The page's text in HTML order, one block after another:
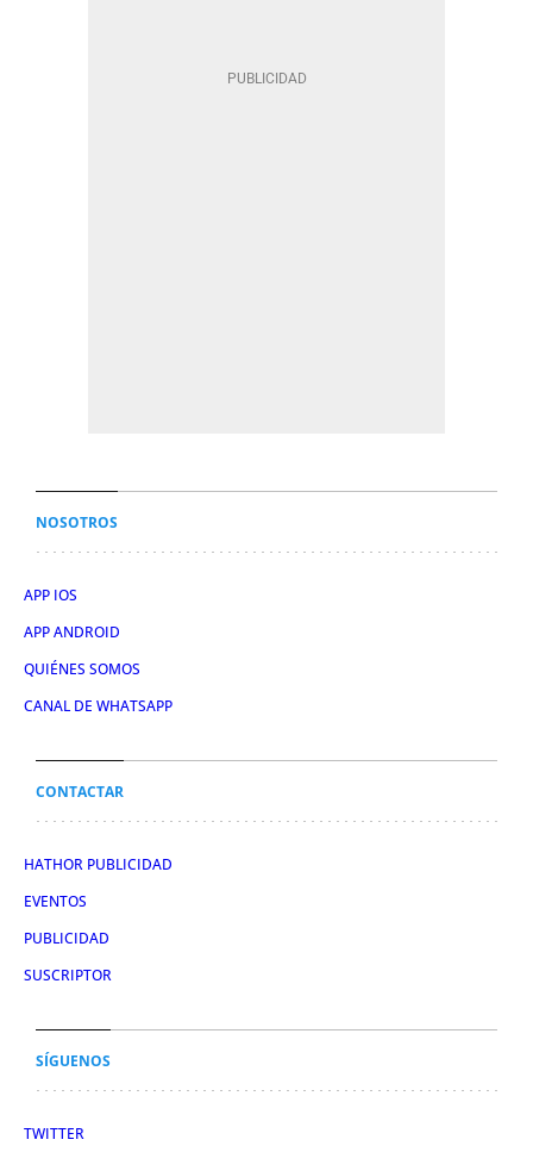
NOSOTROS
APP IOS
APP ANDROID
QUIÉNES SOMOS
CANAL DE WHATSAPP
CONTACTAR
HATHOR PUBLICIDAD
EVENTOS
PUBLICIDAD
SUSCRIPTOR
SÍGUENOS
TWITTER